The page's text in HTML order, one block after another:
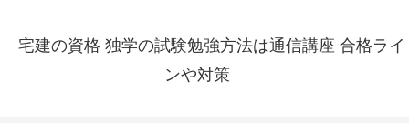
宅建の資格 独学の試験勉強方法は通信講座 合格ライ
ンや対策